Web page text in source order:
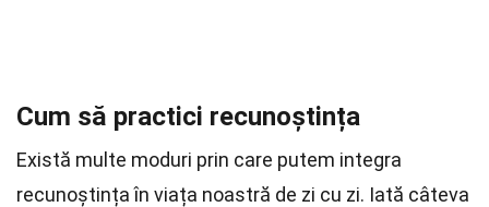
Cum să practici recunoștința
Există multe moduri prin care putem integra
recunoștința în viața noastră de zi cu zi. Iată câteva